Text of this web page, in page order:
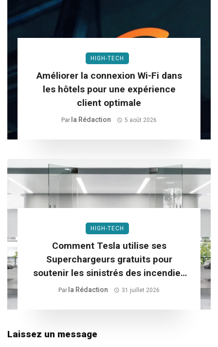
HIGH-TECH
Améliorer la connexion Wi-Fi dans
les hôtels pour une expérience
client optimale
Par La Rédaction 5 août 2026
HIGH-TECH
Comment Tesla utilise ses
Superchargeurs gratuits pour
soutenir les sinistrés des incendies
dans le Sud-Ouest
Par La Rédaction 31 juillet 2026
Laissez un message